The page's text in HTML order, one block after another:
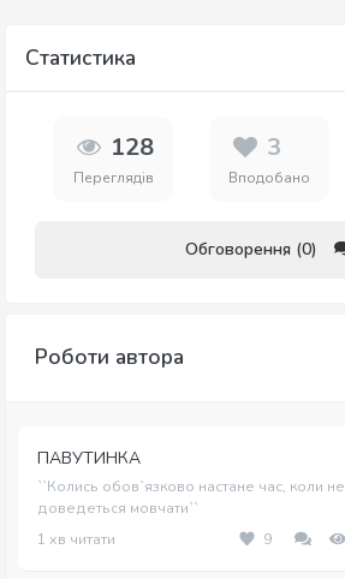
Статистика
128
Переглядів
3
Вподобано
Обговорення (0)
Роботи автора
ПАВУТИНКА
``Колись обов`язково настане час, коли не
доведеться мовчати``
1 хв читати
9